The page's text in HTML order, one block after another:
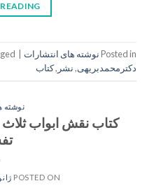
Posted inنوشته های انتشارات
دکترمحمدبریهی,نشر ,کتاب
نوشته
کتاب نقش ابواب ثلاث
POSTED ON ژانویه